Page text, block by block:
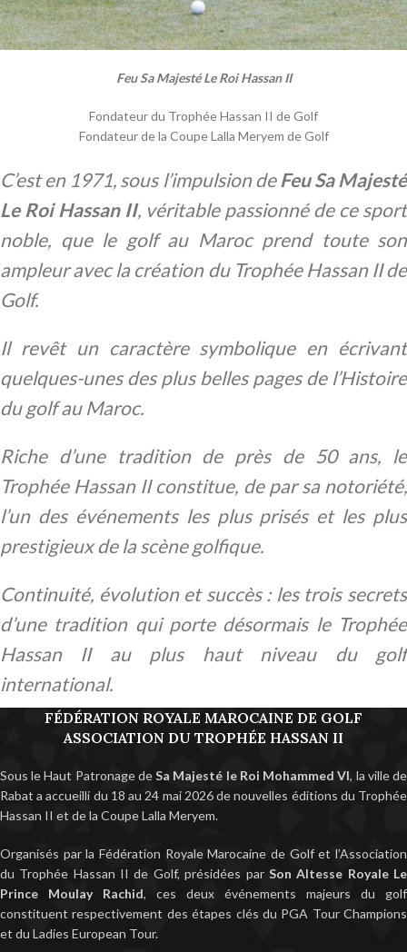
Feu Sa Majesté Le Roi Hassan II
Fondateur du Trophée Hassan II de Golf
Fondateur de la Coupe Lalla Meryem de Golf
C’est en 1971, sous l’impulsion de Feu Sa Majesté
Le Roi Hassan II, véritable passionné de ce sport
noble, que le golf au Maroc prend toute son
ampleur avec la création du Trophée Hassan II de
Golf.
Il revêt un caractère symbolique en écrivant
quelques-unes des plus belles pages de l’Histoire
du golf au Maroc.
Riche d’une tradition de près de 50 ans, le
Trophée Hassan II constitue, de par sa notoriété,
l’un des événements les plus prisés et les plus
prestigieux de la scène golfique.
Continuité, évolution et succès : les trois secrets
d’une tradition qui porte désormais le Trophée
Hassan II au plus haut niveau du golf
international.
FÉDÉRATION ROYALE MAROCAINE DE GOLF
ASSOCIATION DU TROPHÉE HASSAN II
Sous le Haut Patronage deSa Majesté le Roi Mohammed VI, la ville de
Rabat a accueilli du 18 au 24 mai 2026 de nouvelles éditions du Trophée
Hassan II et de la Coupe Lalla Meryem.
Organisés par la Fédération Royale Marocaine de Golf et l’Association
du Trophée Hassan II de Golf, présidées par Son Altesse Royale Le
Prince Moulay Rachid, ces deux événements majeurs du golf
constituent respectivement des étapes clés du PGA Tour Champions
et du Ladies European Tour.